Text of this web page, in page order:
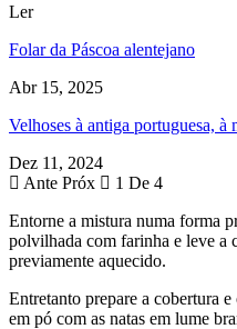
Ler
Folar da Páscoa alentejano
Abr 15, 2025
Velhoses à antiga portuguesa, à
Dez 11, 2024
Ante Próx
1 De 4
Entorne a mistura numa forma
polvilhada com farinha e leve a
previamente aquecido.
Entretanto prepare a cobertura
em pó com as natas em lume